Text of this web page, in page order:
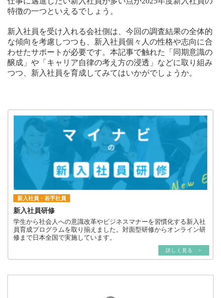
特徴の一つといえるでしょう。
新入社員を受け入れる会社側は、今回の調査結果の全体的
な傾向を考慮しつつも、新入社員個々人の性格や志向に合
わせたサポートが必要です。本記事で触れた「同期意識の
醸成」や「キャリア自律の考え方の浸透」などに取り組み
つつ、新入社員を育成してみてはいかがでしょうか。
新入社員・若手社員
新入社員研修
学生から社会人への意識改革やビジネスマナーを習慣化する新入社
員育成プログラムを取り揃えました。対面型研修からオンライン研
修まで日本全国で実施しています。
詳しく見る >